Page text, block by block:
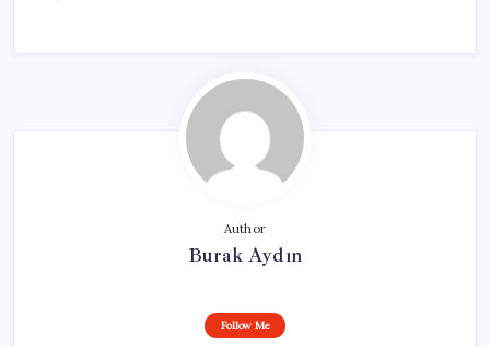
Author
Burak Aydın
Follow Me